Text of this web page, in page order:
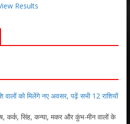
Results
को मिलेंगे नए अवसर, पढ़ें सभी 12 राशियों
कर्क, सिंह, कन्या, मकर और कुंभ-मीन वालों के